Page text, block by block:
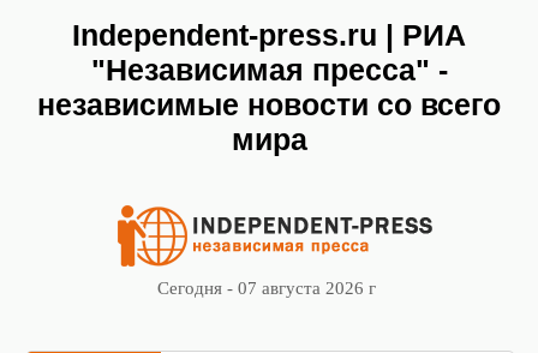
Independent-press.ru | РИА
"Независимая пресса" -
независимые новости со всего
мира
Сегодня - 07 августа 2026 г